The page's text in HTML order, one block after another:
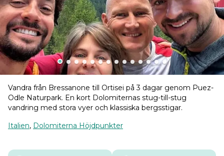
Vandra från Bressanone till Ortisei på 3 dagar genom Puez-
Odle Naturpark. En kort Dolomiternas stug-till-stug
vandring med stora vyer och klassiska bergsstigar.
Italien, Dolomiterna Höjdpunkter